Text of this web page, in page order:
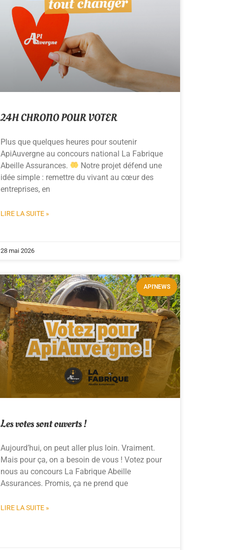
24H CHRONO POUR VOTER
Plus que quelques heures pour soutenir
ApiAuvergne au concours national La Fabrique
Abeille Assurances.
Notre projet défend une
idée simple : remettre du vivant au cœur des
entreprises, en
LIRE LA SUITE »
28 mai 2026
API'NEWS
Les votes sont ouverts !
Aujourd’hui, on peut aller plus loin. Vraiment.
Mais pour ça, on a besoin de vous ! Votez pour
nous au concours La Fabrique Abeille
Assurances. Promis, ça ne prend que
LIRE LA SUITE »